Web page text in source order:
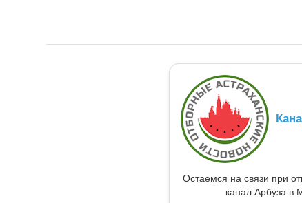
Остаемся на связи при
канал Арбуза в